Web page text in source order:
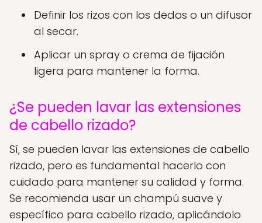
Definir los rizos con los dedos o un difusor
al secar.
Aplicar un spray o crema de fijación
ligera para mantener la forma.
¿Se pueden lavar las extensiones
de cabello rizado?
Sí, se pueden lavar las extensiones de cabello
rizado, pero es fundamental hacerlo con
cuidado para mantener su calidad y forma.
Se recomienda usar un champú suave y
específico para cabello rizado, aplicándolo